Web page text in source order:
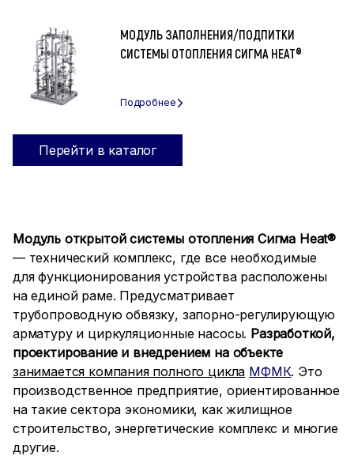
МОДУЛЬ ЗАПОЛНЕНИЯ/ПОДПИТКИ
СИСТЕМЫ ОТОПЛЕНИЯ СИГМА HEAT®
Перейти в каталог
Модуль открытой системы отопления Сигма Heat®
— технический комплекс, где все необходимые
для функционирования устройства расположены
на единой раме. Предусматривает
трубопроводную обвязку, запорно-регулирующую
арматуру и циркуляционные насосы. Разработкой,
проектирование и внедрением на объекте
занимается компания полного цикла МФМК. Это
производственное предприятие, ориентированное
на такие сектора экономики, как жилищное
строительство, энергетические комплекс и многие
другие.